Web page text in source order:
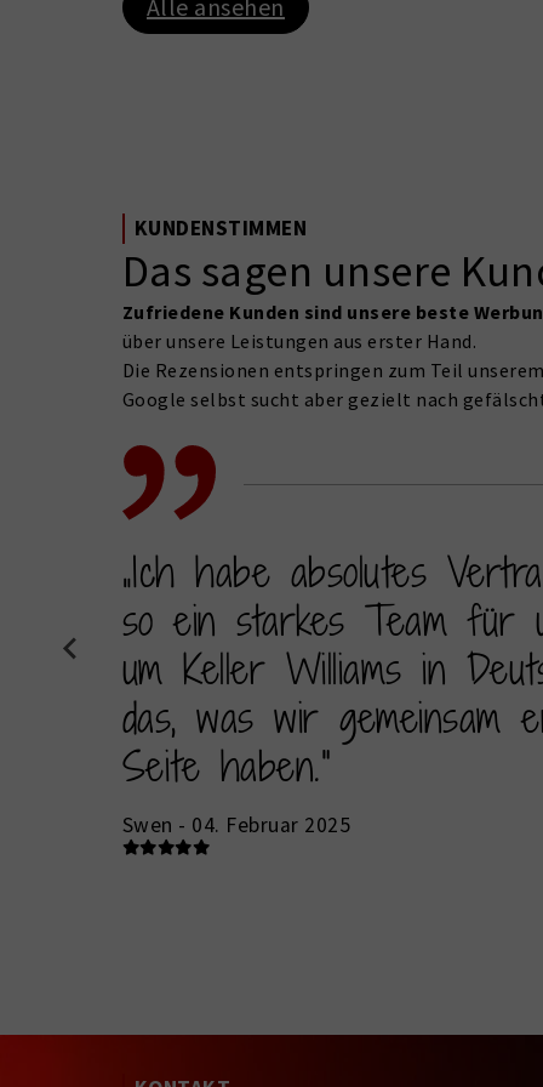
Alle ansehen
KUNDENSTIMMEN
Das sagen unsere
Zufriedene Kunden sind unsere beste
über unsere Leistungen aus erster Hand.
Die Rezensionen entspringen zum Teil
Google selbst sucht aber gezielt nach
„Ich habe absolutes
so ein starkes Team für
um Keller Williams in
das, was wir
Seite haben.“
Swen - 04. Februar 2025